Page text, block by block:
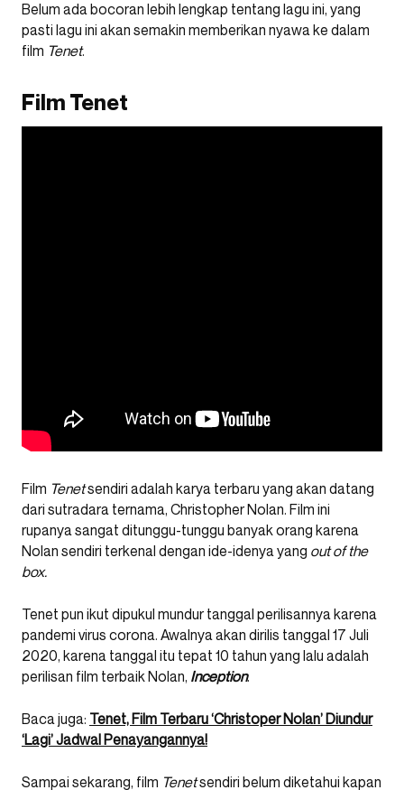
Belum ada bocoran lebih lengkap tentang lagu ini, yang
pasti lagu ini akan semakin memberikan nyawa ke dalam
film Tenet.
Film Tenet
Film Tenetsendiri adalah karya terbaru yang akan datang
dari sutradara ternama, Christopher Nolan. Film ini
rupanya sangat ditunggu-tunggu banyak orang karena
Nolan sendiri terkenal dengan ide-idenya yang out of the
box.
Tenet pun ikut dipukul mundur tanggal perilisannya karena
pandemi virus corona. Awalnya akan dirilis tanggal 17 Juli
2020, karena tanggal itu tepat 10 tahun yang lalu adalah
perilisan film terbaik Nolan, Inception.
Baca juga: Tenet, Film Terbaru ‘Christoper Nolan’ Diundur
‘Lagi’ Jadwal Penayangannya!
Sampai sekarang, film Tenetsendiri belum diketahui kapan